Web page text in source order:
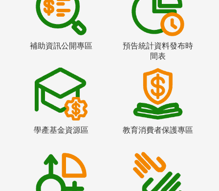
補助資訊公開專區
預告統計資料發布時
間表
學產基金資源區 教育消費者保護專區